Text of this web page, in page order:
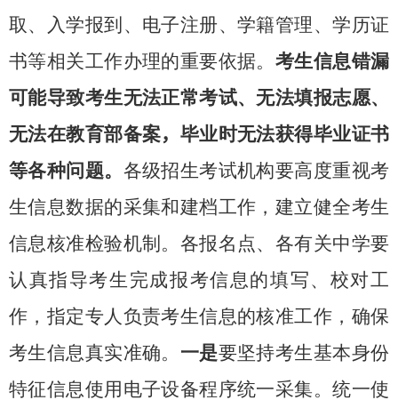
取、入学报到、电子注册、学籍管理、学历证
书等相关工作办理的重要依据。 考生信息错漏
可能导致考生无法正常考试、无法填报志愿、
无法在教育部备案， 毕业时无法获得毕业证书
等各种问题。 各级招生考试机构要高度重视考
生信息数据的采集和建档工作，建立健全考生
信息核准检验机制。各报名点、各有关中学要
认真指导考生完成报考信息的填写、校对工
作，指定专人负责考生信息的核准工作，确保
考生信息真实准确。 一是要坚持考生基本身份
特征信息使用电子设备程序统一采集。统一使